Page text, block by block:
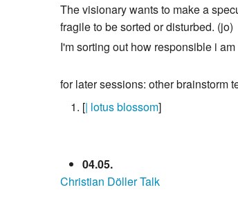
The visionary wants to make a
fragile to be sorted or disturbed. (jo)
I'm sorting out how responsible i
for later sessions: other brainstorm
[| lotus blossom]
04.05.
Christian Döller Talk